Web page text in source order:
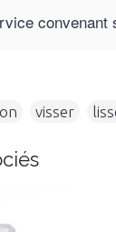
convenant
visser